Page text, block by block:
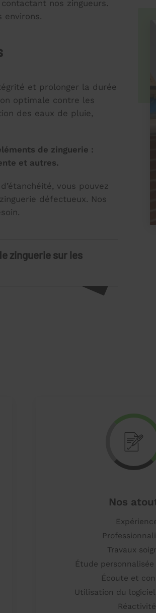
nos zingueurs.
environs.
et prolonger la durée
optimale contre les
des eaux de pluie,
de zinguerie :
et autres.
vous pouvez
défectueux. Nos
zinguerie sur les
Nos
Travaux
Étude
Écoute et
Utilisation du logiciel
Réactivité